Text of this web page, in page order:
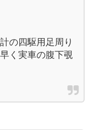
の四駆用足周り
く実車の腹下覗